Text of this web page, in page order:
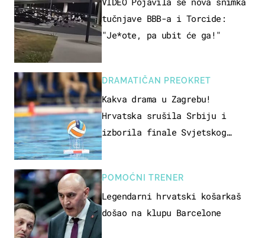
tučnjave BBB-a i Torcide:
"Je*ote, pa ubit će ga!"
DRAMATIČAN PREOKRET
Kakva drama u Zagrebu!
Hrvatska srušila Srbiju i
izborila finale Svjetskog
POMOĆNI TRENER
Legendarni hrvatski košarkaš
došao na klupu Barcelone